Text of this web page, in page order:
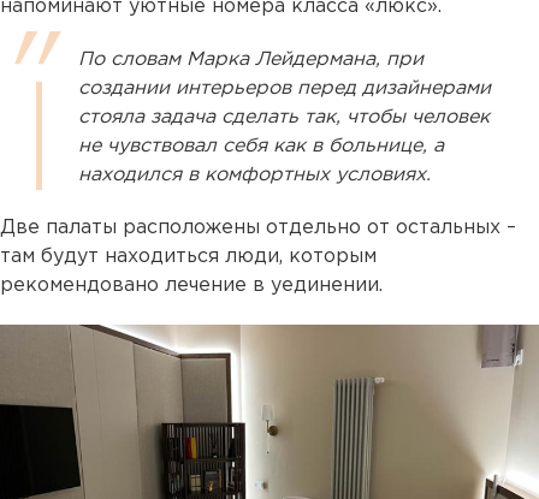
напоминают уютные номера класса «люкс».
По словам Марка Лейдермана, при
создании интерьеров перед дизайнерами
стояла задача сделать так, чтобы человек
не чувствовал себя как в больнице, а
находился в комфортных условиях.
Две палаты расположены отдельно от остальных –
там будут находиться люди, которым
рекомендовано лечение в уединении.